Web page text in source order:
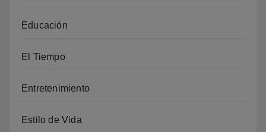
Educación
El Tiempo
Entretenimiento
Estilo de Vida